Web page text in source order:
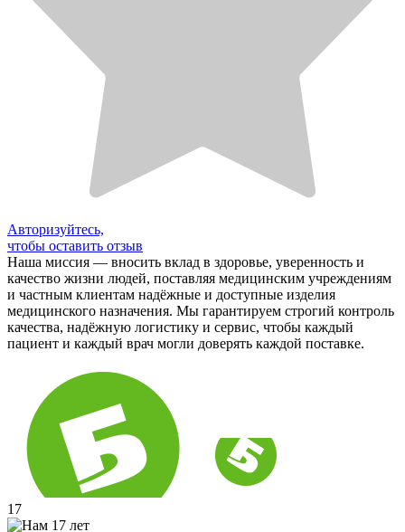
Авторизуйтесь,
чтобы оставить отзыв
Наша миссия — вносить вклад в здоровье, уверенность и
качество жизни людей, поставляя медицинским учреждениям
и частным клиентам надёжные и доступные изделия
медицинского назначения. Мы гарантируем строгий контроль
качества, надёжную логистику и сервис, чтобы каждый
пациент и каждый врач могли доверять каждой поставке.
17